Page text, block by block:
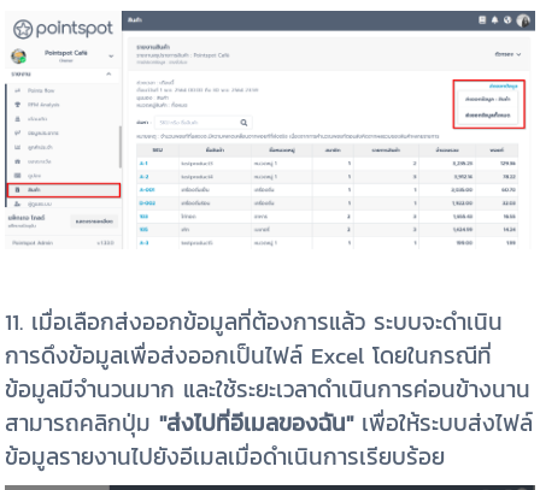
11. เมื่อเลือกส่งออกข้อมูลที่ต้องการแล้ว ระบบจะดำเนิน
การดึงข้อมูลเพื่อส่งออกเป็นไฟล์ Excel โดยในกรณีที่
ข้อมูลมีจำนวนมาก และใช้ระยะเวลาดำเนินการค่อนข้างนาน
สามารถคลิกปุ่ม"ส่งไปที่อีเมลของฉัน" เพื่อให้ระบบส่งไฟล์
ข้อมูลรายงานไปยังอีเมลเมื่อดำเนินการเรียบร้อย